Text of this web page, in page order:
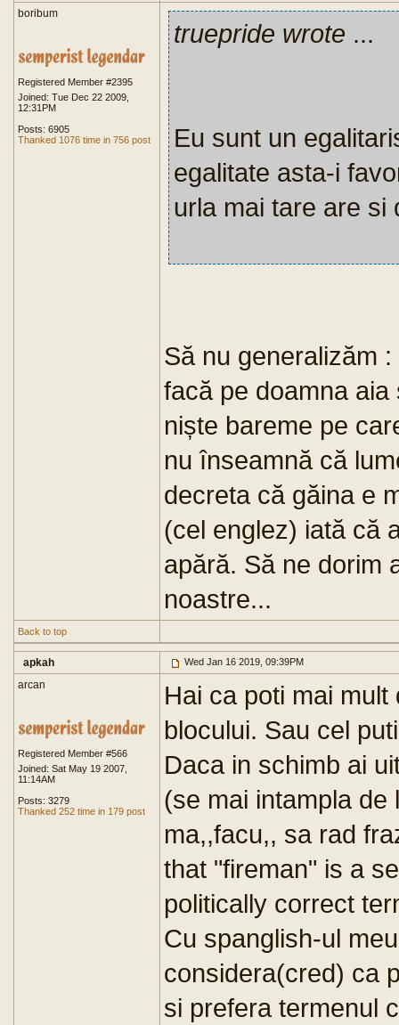
boribum
Registered Member #2395
Joined: Tue Dec 22 2009,
12:31PM
Posts: 6905
Thanked 1076 time in 756 post
truepride wrote ...
Eu sunt un
egalitate asta-i
urla mai tare are si
Să nu generalizăm
facă pe doamna
niște bareme pe
nu înseamnă că
decreta că găina e
(cel englez) iată că
apără. Să ne dorim
noastre...
Back to top
apkah Wed Jan 16 2019, 09:39PM
arcan
Registered Member #566
Joined: Sat May 19 2007,
11:14AM
Posts: 3279
Thanked 252 time in 179 post
Hai ca poti mai
blocului. Sau cel
Daca in schimb ai
(se mai intampla
ma,,facu,, sa rad
that "fireman" is a
politically correct
Cu spanglish-ul
considera(cred) ca
si prefera termenul